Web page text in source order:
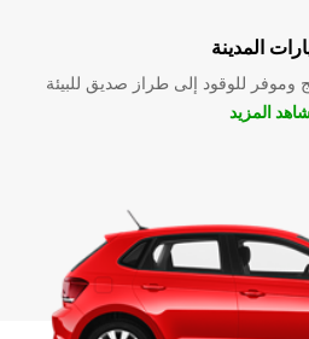
المدينة
للوقود إلى طراز صديق للبيئة
المزيد